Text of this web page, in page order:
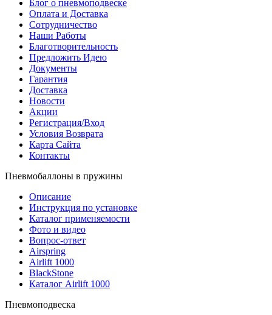
Блог о пневмоподвеске
Оплата и Доставка
Сотрудничество
Наши Работы
Благотворительность
Предложить Идею
Документы
Гарантия
Доставка
Новости
Акции
Регистрация/Вход
Условия Возврата
Карта Сайта
Контакты
Пневмобаллоны в пружины
Описание
Инструкция по установке
Каталог применяемости
Фото и видео
Вопрос-ответ
Airspring
Airlift 1000
BlackStone
Каталог Airlift 1000
Пневмоподвеска